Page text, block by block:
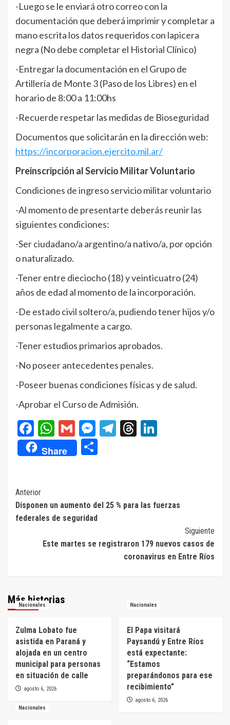
-Luego se le enviará otro correo con la
documentación que deberá imprimir y completar a
mano escrita los datos requeridos con lapicera
negra (No debe completar el Historial Clínico)
-Entregar la documentación en el Grupo de
Artillería de Monte 3 (Paso de los Libres) en el
horario de 8:00 a 11:00hs
-Recuerde respetar las medidas de Bioseguridad
Documentos que solicitarán en la dirección web:
https://incorporacion.ejercito.mil.ar/
Preinscripción al Servicio Militar Voluntario
Condiciones de ingreso servicio militar voluntario
-Al momento de presentarte deberás reunir las
siguientes condiciones:
-Ser ciudadano/a argentino/a nativo/a, por opción
o naturalizado.
-Tener entre dieciocho (18) y veinticuatro (24)
años de edad al momento de la incorporación.
-De estado civil soltero/a, pudiendo tener hijos y/o
personas legalmente a cargo.
-Tener estudios primarios aprobados.
-No poseer antecedentes penales.
-Poseer buenas condiciones físicas y de salud.
-Aprobar el Curso de Admisión.
Facebook
WhatsApp
GmailMessenger
Telegram
Threads
Share
Navegación
de
Anterior
Disponen un aumento del 25 % para las fuerzas
federales de seguridad
Siguiente
Este martes se registraron 179 nuevos casos de
coronavirus en Entre Ríos
Más historias
Nacionales
Zulma Lobato fue
asistida en Paraná y
alojada en un centro
municipal para personas
en situación de calle
agosto 6, 2026
Nacionales
El Papa visitará
Paysandú y Entre Ríos
está expectante:
“Estamos
preparándonos para ese
recibimiento”
agosto 6, 2026
Nacionales